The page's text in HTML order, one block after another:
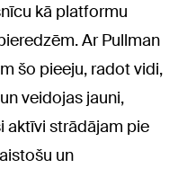
kā platformu
Ar Pullman
šo pieeju, radot vidi,
veidojas jauni,
aktīvi strādājam pie
un